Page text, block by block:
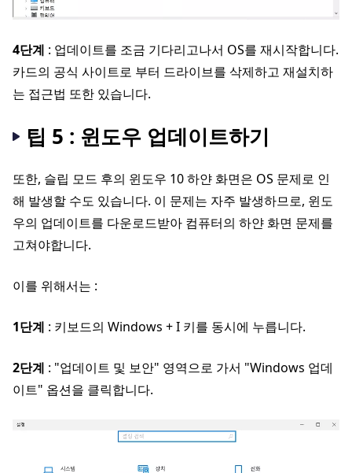
4단계 : 업데이트를 조금 기다리고나서 OS를 재시작합니다.
카드의 공식 사이트로 부터 드라이브를 삭제하고 재설치하
는 접근법 또한 있습니다.
팁 5 : 윈도우 업데이트하기
또한, 슬립 모드 후의 윈도우 10 하얀 화면은 OS 문제로 인
해 발생할 수도 있습니다. 이 문제는 자주 발생하므로, 윈도
우의 업데이트를 다운로드받아 컴퓨터의 하얀 화면 문제를
고쳐야합니다.
이를 위해서는 :
1단계 : 키보드의 Windows + I 키를 동시에 누릅니다.
2단계 : "업데이트 및 보안" 영역으로 가서 "Windows 업데
이트" 옵션을 클릭합니다.